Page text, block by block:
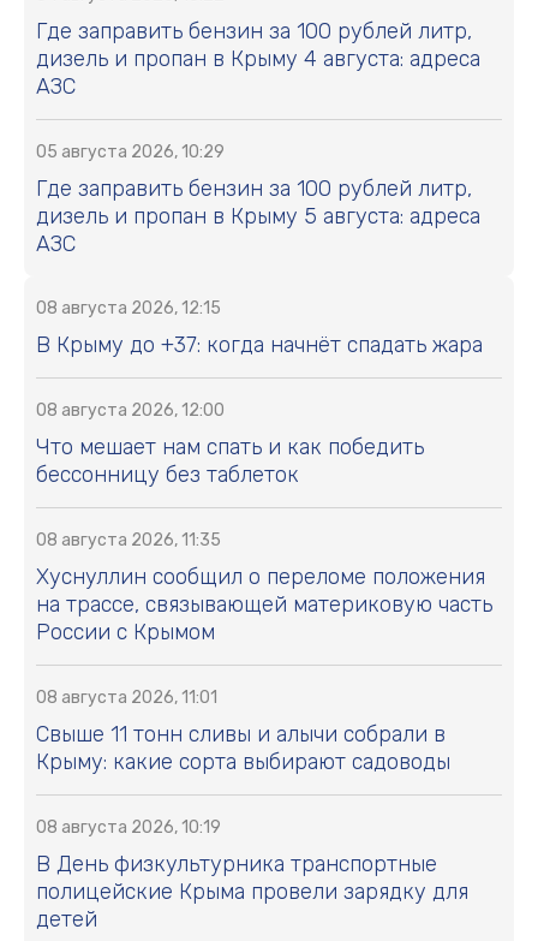
Где заправить бензин за 100 рублей литр,
дизель и пропан в Крыму 4 августа: адреса
АЗС
05 августа 2026, 10:29
Где заправить бензин за 100 рублей литр,
дизель и пропан в Крыму 5 августа: адреса
АЗС
08 августа 2026, 12:15
В Крыму до +37: когда начнёт спадать жара
08 августа 2026, 12:00
Что мешает нам спать и как победить
бессонницу без таблеток
08 августа 2026, 11:35
Хуснуллин сообщил о переломе положения
на трассе, связывающей материковую часть
России с Крымом
08 августа 2026, 11:01
Свыше 11 тонн сливы и алычи собрали в
Крыму: какие сорта выбирают садоводы
08 августа 2026, 10:19
В День физкультурника транспортные
полицейские Крыма провели зарядку для
детей